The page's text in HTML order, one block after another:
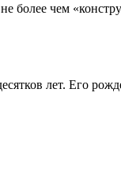
более чем
лет. Его